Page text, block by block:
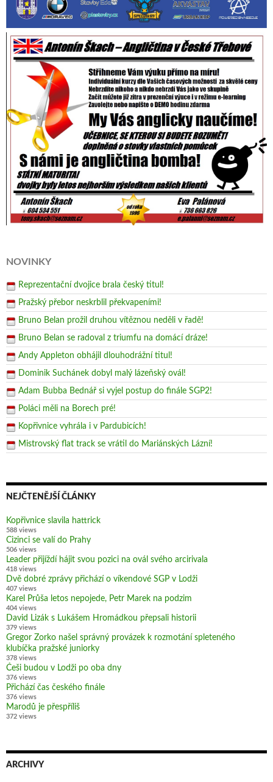
NOVINKY
Reprezentační dvojice brala český titul!
Pražský přebor neskrblil překvapeními!
Bruno Belan prožil druhou vítěznou neděli v řadě!
Bruno Belan se radoval z triumfu na domácí dráze!
Andy Appleton obhájil dlouhodrážní titul!
Dominik Suchánek dobyl malý lázeňský ovál!
Adam Bubba Bednář si vyjel postup do finále SGP2!
Poláci měli na Borech pré!
Kopřivnice vyhrála i v Pardubicích!
Mistrovský flat track se vrátil do Mariánských Lázní!
NEJČTENĚJŠÍ ČLÁNKY
Kopřivnice slavila hattrick
588 views
Cizinci se valí do Prahy
506 views
Leader přijíždí hájit svou pozici na ovál svého arcirivala
418 views
Dvě dobré zprávy přichází o víkendové SGP v Lodži
407 views
Karel Průša letos nepojede, Petr Marek na podzim
404 views
David Lizák s Lukášem Hromádkou přepsali historii
379 views
Gregor Zorko našel správný provázek k rozmotání spleteného
klubíčka pražské juniorky
378 views
Češi budou v Lodži po oba dny
376 views
Přichází čas českého finále
376 views
Marodů je přespříliš
372 views
ARCHIVY